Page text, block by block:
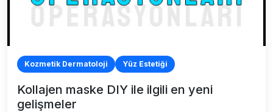
Kozmetik Dermatoloji Yüz Estetiği
Kollajen maske DIY ile ilgili en yeni
gelişmeler